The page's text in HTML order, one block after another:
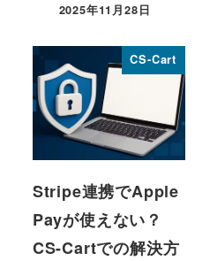
投稿日
2025年11月28日
CS-Cart
Stripe連携でApple
Payが使えない？
CS-Cartでの解決方